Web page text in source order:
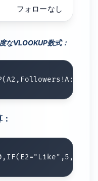
フォローなし
なVLOOKUP数式：